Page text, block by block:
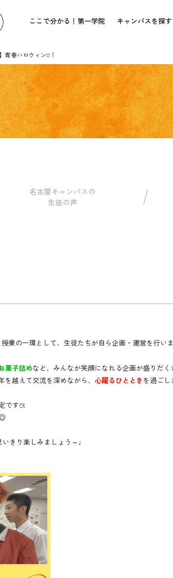
ここで分かる！第一学院 キャンパスを探す
青春ハロウィン⍥！
名古屋キャンパスの
生徒の声
授業の一環として、生徒たちが自ら企画・運営を行い
菓子詰めなど、みんなが笑顔になれる企画が盛りだく
越えて交流を深めながら、 心躍るひとときを過ごし
です⍥!
きり楽しみましょう～♩